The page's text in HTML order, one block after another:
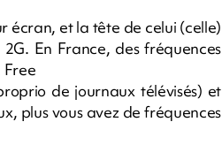
écran, et la tête de celui (celle)
En France, des fréquences
Free
de journaux télévisés) et
plus vous avez de fréquences